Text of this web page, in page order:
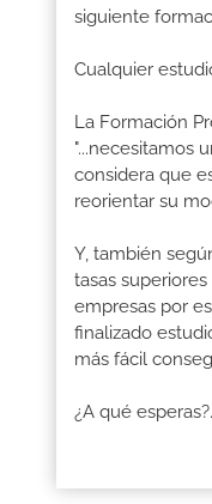
siguiente
Cualquier
La Formación
"...necesitamos
considera que
reorientar su
Y, también
tasas
empresas por
finalizado
más fácil
¿A qué